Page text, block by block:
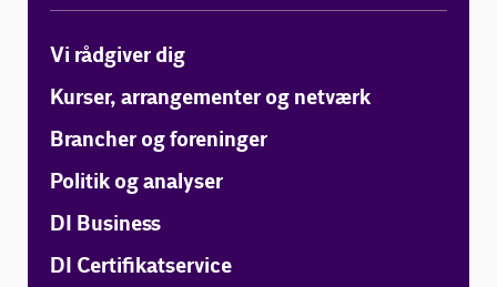
Vi rådgiver dig
Kurser, arrangementer og netværk
Brancher og foreninger
Politik og analyser
DI Business
DI Certifikatservice